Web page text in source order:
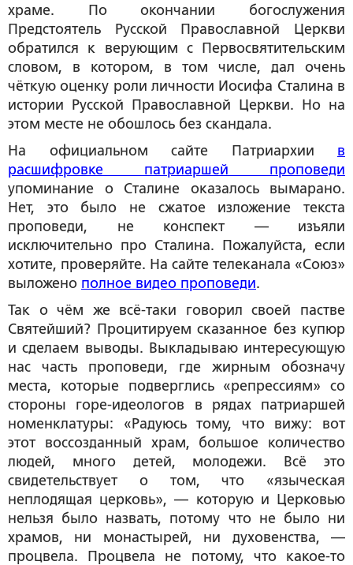
храме. По окончании богослужения
Предстоятель Русской Православной Церкви
обратился к верующим с Первосвятительским
словом, в котором, в том числе, дал очень
чёткую оценку роли личности Иосифа Сталина в
истории Русской Православной Церкви. Но на
этом месте не обошлось без скандала.
На официальном сайте Патриархии в
расшифровке патриаршей проповеди
упоминание о Сталине оказалось вымарано.
Нет, это было не сжатое изложение текста
проповеди, не конспект — изъяли
исключительно про Сталина. Пожалуйста, если
хотите, проверяйте. На сайте телеканала «Союз»
выложено полное видео проповеди.
Так о чём же всё-таки говорил своей пастве
Святейший? Процитируем сказанное без купюр
и сделаем выводы. Выкладываю интересующую
нас часть проповеди, где жирным обозначу
места, которые подверглись «репрессиям» со
стороны горе-идеологов в рядах патриаршей
номенклатуры: «Радуюсь тому, что вижу: вот
этот воссозданный храм, большое количество
людей, много детей, молодежи. Всё это
свидетельствует о том, что «языческая
неплодящая церковь», — которую и Церковью
нельзя было назвать, потому что не было ни
храмов, ни монастырей, ни духовенства, —
процвела. Процвела не потому, что какое-то